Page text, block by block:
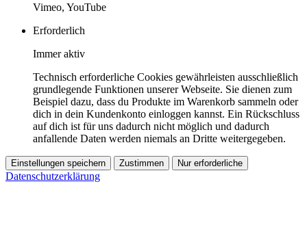
Vimeo, YouTube
Erforderlich
Immer aktiv
Technisch erforderliche Cookies gewährleisten ausschließlich
grundlegende Funktionen unserer Webseite. Sie dienen zum
Beispiel dazu, dass du Produkte im Warenkorb sammeln oder
dich in dein Kundenkonto einloggen kannst. Ein Rückschluss
auf dich ist für uns dadurch nicht möglich und dadurch
anfallende Daten werden niemals an Dritte weitergegeben.
Einstellungen speichern Zustimmen Nur erforderliche
Datenschutzerklärung